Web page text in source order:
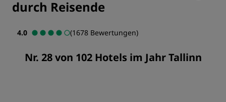
durch Reisende
4.0 (1678 Bewertungen)
Nr. 28 von 102 Hotels im Jahr Tallinn